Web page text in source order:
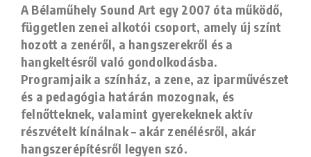
A Bélaműhely Sound Art egy 2007 óta működő,
független zenei alkotói csoport, amely új színt
hozott a zenéről, a hangszerekről és a
hangkeltésről való gondolkodásba.
Programjaik a színház, a zene, az iparművészet
és a pedagógia határán mozognak, és
felnőtteknek, valamint gyerekeknek aktív
részvételt kínálnak – akár zenélésről, akár
hangszerépítésről legyen szó.